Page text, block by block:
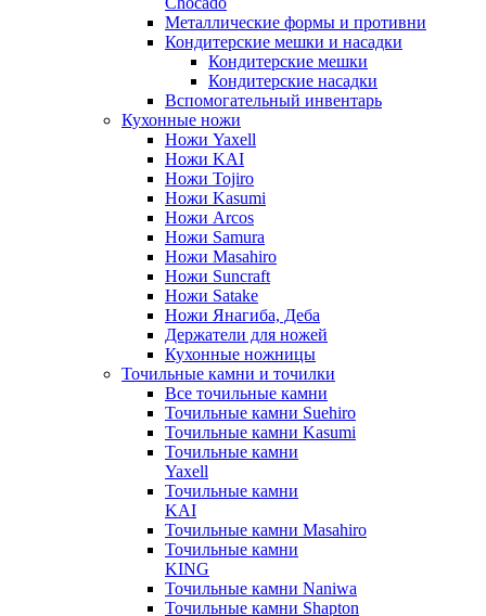
Металлические формы и противни
Кондитерские мешки и насадки
Кондитерские мешки
Кондитерские насадки
Вспомогательный инвентарь
Кухонные ножи
Ножи Yaxell
Ножи KAI
Ножи Tojiro
Ножи Kasumi
Ножи Arcos
Ножи Samura
Ножи Masahiro
Ножи Suncraft
Ножи Satake
Ножи Янагиба, Деба
Держатели для ножей
Кухонные ножницы
Точильные камни и точилки
Все точильные камни
Точильные камни Suehiro
Точильные камни Kasumi
Точильные камни
Yaxell
Точильные камни
KAI
Точильные камни Masahiro
Точильные камни
KING
Точильные камни Naniwa
Точильные камни Shapton